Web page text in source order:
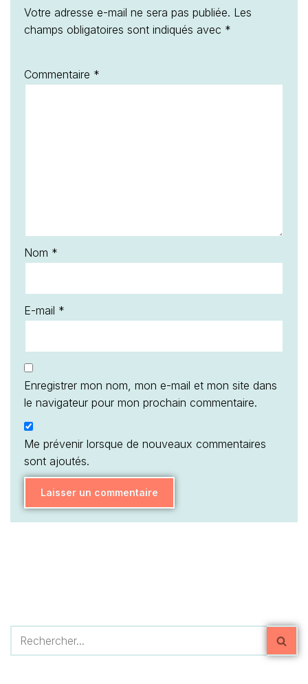
Votre adresse e-mail ne sera pas publiée. Les
champs obligatoires sont indiqués avec *
Commentaire *
Nom *
E-mail *
Enregistrer mon nom, mon e-mail et mon site dans
le navigateur pour mon prochain commentaire.
Me prévenir lorsque de nouveaux commentaires
sont ajoutés.